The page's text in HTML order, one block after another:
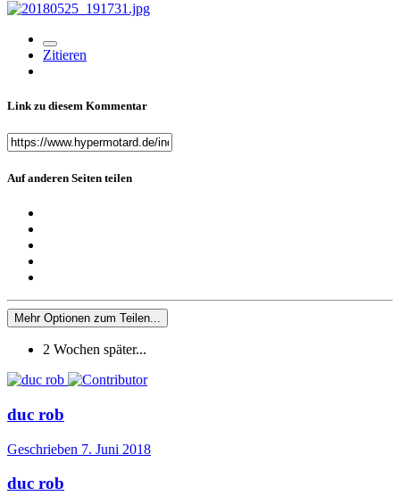
Zitieren
Link zu diesem Kommentar
Auf anderen Seiten teilen
Mehr Optionen zum Teilen...
2 Wochen später...
duc rob
Geschrieben 7. Juni 2018
duc rob